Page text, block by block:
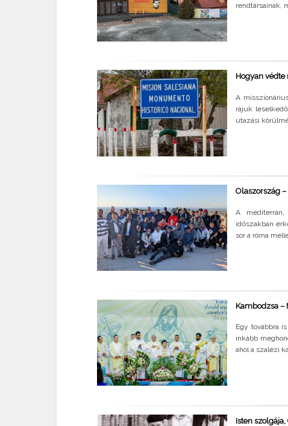
rendtársainak,
Hogyan védte
A
rájuk
utazási
Olaszország
A
időszakban
sor a róma
Kambodzsa –
Egy továbbra
inkább
ahol a szalézi
Isten